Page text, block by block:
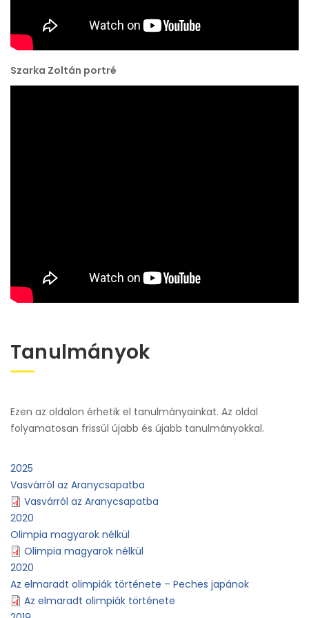
Szarka Zoltán portré
Tanulmányok
Ezen az oldalon érhetik el tanulmányainkat. Az oldal
folyamatosan frissül újabb és újabb tanulmányokkal.
2025
Vasvárról az Aranycsapatba
Vasvárról az Aranycsapatba
2020
Olimpia magyarok nélkül
Olimpia magyarok nélkül
2020
Az elmaradt olimpiák története – Peches japánok
Az elmaradt olimpiák története